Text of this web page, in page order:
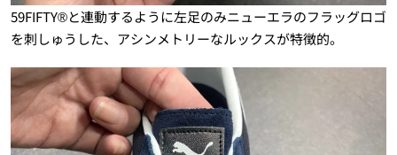
59FIFTY®と連動するように左足のみニューエラのフラッグロゴ
を刺しゅうした、アシンメトリーなルックスが特徴的。